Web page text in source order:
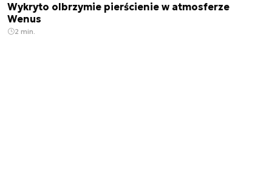
Wykryto olbrzymie pierścienie w atmosferze
Wenus
2 min.